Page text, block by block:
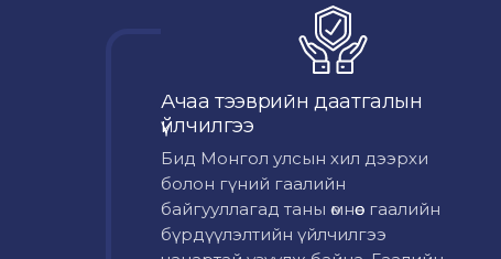
Ачаа тээврийн даатгалын
үйлчилгээ
Бид Монгол улсын хил дээрхи
болон гүний гаалийн
байгууллагад таны өмнөөс гаалийн
бүрдүүлэлтийн үйлчилгээ